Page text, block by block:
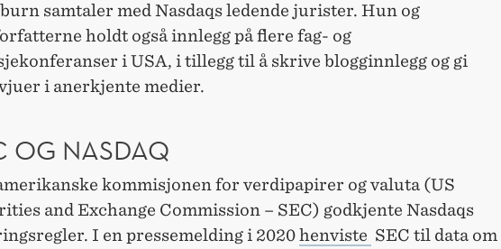
samtaler med Nasdaqs ledende jurister. Hun og
holdt også innlegg på flere fag- og
i USA, i tillegg til å skrive blogginnlegg og gi
i anerkjente medier.
OG NASDAQ
kommisjonen for verdipapirer og valuta (US
and Exchange Commission – SEC) godkjente Nasdaqs
I en pressemelding i 2020henviste SEC til data om